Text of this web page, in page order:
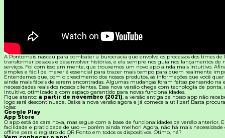
Todos os Materiais Gratuitos
E-book
Aprofunde seu conhecimento
Ferramentas e Templates
Para agilizar o seu trabalho
Infográfico
Conteúdo prático e rápido
Kits
Materiais centralizados
A Pontomais nasceu para combater a burocracia que envolve os processos dos times de
transformar pessoas e desenvolver histórias, e ela sempre nos guia nos lançamentos de
serviços. Foi com isso em mente, que trouxemos um novo app ainda mais intuitivo.
simples e fácil de mexer é essencial para trazer mais tempo para quem realmente
Entendemos que, com o crescimento dos nossos produtos, as informações que você quer
ainda mais fáceis de serem encontradas. Algumas mudanças foram feitas pensando na
necessidades reais dos nossos clientes. Essa nova versão chega com tecnologia de
intuitivo, otimizado e com espaço garantido para novas funcionalidades.
Fique atento: a partir de novembro (2021), a versão antiga de nosso app não
logo será descontinuada. Baixe a nova versão agora e já comece a utilizar! Basta
lojas:
Google Play
App Store
O app está de cara nova, mas segue com a base de funcionalidades da versão anterior.
facilidade e praticidade de uso — porém ainda melhor! Agora, não há mais necessidade
offline para o registro do QR Ponto em todos os dispositivos. Ótimo, né?